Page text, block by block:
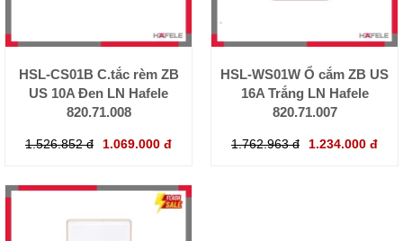
HSL-CS01B C.tắc rèm ZB
US 10A Đen LN Hafele
820.71.008
1.526.852 đ 1.069.000 đ
HSL-WS01W Ổ cắm ZB US
16A Trắng LN Hafele
820.71.007
1.762.963 đ 1.234.000 đ